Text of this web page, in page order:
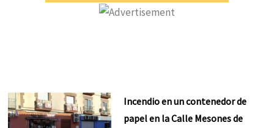
Incendio en un contenedor de
papel en la Calle Mesones de